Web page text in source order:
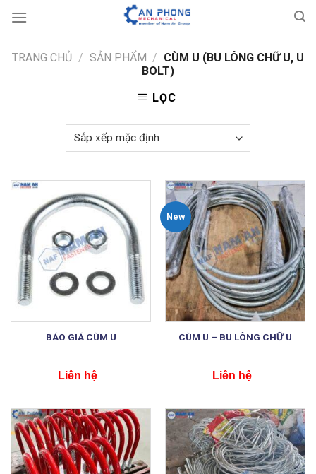
TRANG CHỦ / SẢN PHẨM / CÙM U (BU LÔNG CHỮ U, U
BOLT)
LỌC
BÁO GIÁ CÙM U
Liên hệ
New
CÙM U – BU LÔNG CHỮ U
Liên hệ